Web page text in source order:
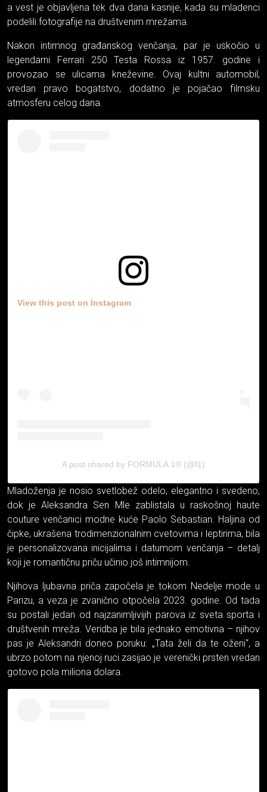
a vest je objavljena tek dva dana kasnije, kada su mladenci
podelili fotografije na društvenim mrežama.
Nakon intimnog građanskog venčanja, par je uskočio u
legendarni Ferrari 250 Testa Rossa iz 1957. godine i
provozao se ulicama kneževine. Ovaj kultni automobil,
vredan pravo bogatstvo, dodatno je pojačao filmsku
atmosferu celog dana.
View this post on Instagram
A post shared by FORMULA 1® (@f1)
Mladoženja je nosio svetlobež odelo, elegantno i svedeno,
dok je Aleksandra Sen Mle zablistala u raskošnoj haute
couture venčanici modne kuće Paolo Sebastian. Haljina od
čipke, ukrašena trodimenzionalnim cvetovima i leptirima, bila
je personalizovana inicijalima i datumom venčanja – detalj
koji je romantičnu priču učinio još intimnijom.
Njihova ljubavna priča započela je tokom Nedelje mode u
Parizu, a veza je zvanično otpočela 2023. godine. Od tada
su postali jedan od najzanimljivijih parova iz sveta sporta i
društvenih mreža. Veridba je bila jednako emotivna – njihov
pas je Aleksandri doneo poruku: „Tata želi da te oženi“, a
ubrzo potom na njenoj ruci zasijao je verenički prsten vredan
gotovo pola miliona dolara.